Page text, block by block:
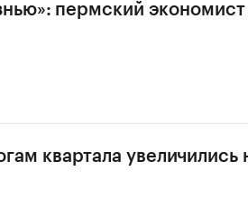
пермский
квартала увеличились